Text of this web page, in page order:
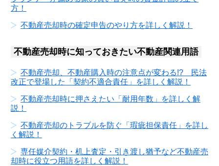
方！
不動産売却時の確定申告のやり方を詳しく解説！
不動産売却時に知っておきたい不動産関連用語
不動産売却、不動産購入時の注意点が変わる!? 民法
改正で登場した「契約不適合責任」を詳しく解説！
不動産売却時に押さえたい「耐用年数」を詳しく解
説！
不動産売却のトラブルを防ぐ「瑕疵担保責任」を詳し
く解説！
専任媒介契約・机上査定・引き渡し猶予など不動産売
却時に役立つ用語を詳しく解説！